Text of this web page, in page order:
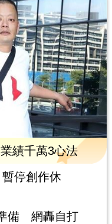
績千萬3心法
停創作休
備 網轟自打